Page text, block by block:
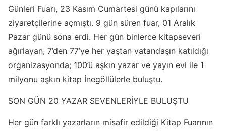
Günleri Fuarı, 23 Kasım Cumartesi günü kapılarını
ziyaretçilerine açmıştı. 9 gün süren fuar, 01 Aralık
Pazar günü sona erdi. Her gün binlerce kitapseveri
ağırlayan, 7’den 77’ye her yaştan vatandaşın katıldığı
organizasyonda; 100’ü aşkın yazar ve yayın evi ile 1
milyonu aşkın kitap İnegöllülerle buluştu.
SON GÜN 20 YAZAR SEVENLERİYLE BULUŞTU
Her gün farklı yazarların misafir edildiği Kitap Fuarının